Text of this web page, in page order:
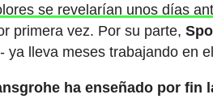
se revelarían unos días
primera vez. Por su parte,
ya lleva meses trabajando en
ha enseñado por fin